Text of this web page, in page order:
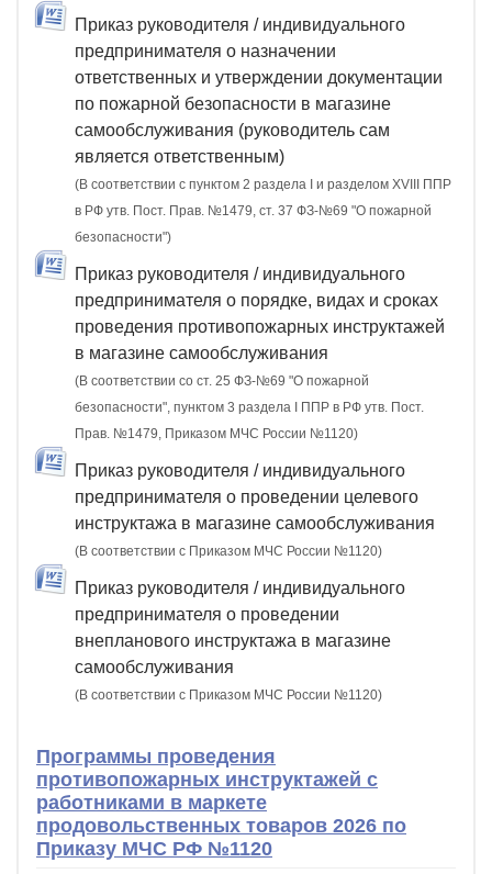
Приказ руководителя / индивидуального
предпринимателя о назначении
ответственных и утверждении документации
по пожарной безопасности в магазине
самообслуживания (руководитель сам
является ответственным)
(В соответствии с пунктом 2 раздела I и разделом XVIII ППР
в РФ утв. Пост. Прав. №1479, ст. 37 ФЗ-№69 "О пожарной
безопасности")
Приказ руководителя / индивидуального
предпринимателя о порядке, видах и сроках
проведения противопожарных инструктажей
в магазине самообслуживания
(В соответствии со ст. 25 ФЗ-№69 "О пожарной
безопасности", пунктом 3 раздела I ППР в РФ утв. Пост.
Прав. №1479, Приказом МЧС России №1120)
Приказ руководителя / индивидуального
предпринимателя о проведении целевого
инструктажа в магазине самообслуживания
(В соответствии с Приказом МЧС России №1120)
Приказ руководителя / индивидуального
предпринимателя о проведении
внепланового инструктажа в магазине
самообслуживания
(В соответствии с Приказом МЧС России №1120)
Программы проведения
противопожарных инструктажей с
работниками в маркете
продовольственных товаров 2026 по
Приказу МЧС РФ №1120